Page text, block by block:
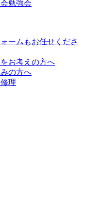
ームもお任せくださ
お考えの方へ
の方へ
理